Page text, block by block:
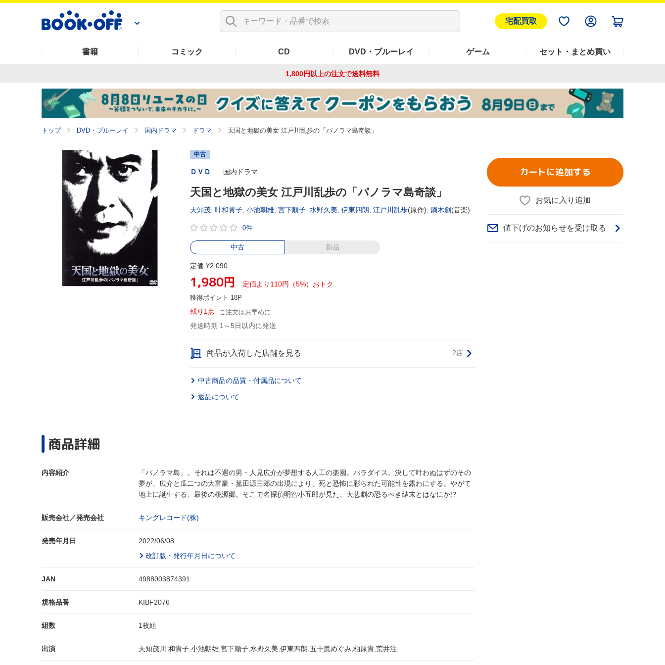
宅配買取
書籍 コミック CD DVD・ブルーレイ ゲーム セット・まとめ買い
1,800円以上の注文で送料無料
トップ DVD・ブルーレイ 国内ドラマ ドラマ 天国と地獄の美女 江戸川乱歩の「パノラマ島奇談」
中古
ＤＶＤ 国内ドラマ
天国と地獄の美女 江戸川乱歩の「パノラマ島奇談」
天知茂, 叶和貴子, 小池朝雄, 宮下順子, 水野久美 伊東四朗 江戸川乱歩(原作), 鏑木創 (音楽)
0件
中古 新品
定価 ¥2,090
1,980円 定価より110円（5%）おトク
獲得ポイント 18P
残り1点 ご注文はお早めに
発送時期 1～5日以内に発送
商品が入荷した店舗を見る 2店
中古商品の品質・付属品について
返品について
商品詳細
内容紹介
「パノラマ島」。それは不遇の男・人見広介が夢想する人工の楽園。パラダイス。決して叶わぬはずのその
夢が、広介と瓜二つの大富豪・菰田源三郎の出現により、死と恐怖に彩られた可能性を露わにする。やがて
地上に誕生する、最後の桃源郷。そこで名探偵明智小五郎が見た、大悲劇の恐るべき結末とはなにか!?
販売会社／発売会社 キングレコード(株)
発売年月日
2022/06/08
改訂版・発行年月日について
JAN 4988003874391
規格品番 KIBF2076
組数 1枚組
出演 天知茂,叶和貴子,小池朝雄,宮下順子,水野久美,伊東四朗,五十嵐めぐみ,柏原貴,荒井注
カートに追加する
お気に入り追加
値下げのお知らせを受け取る